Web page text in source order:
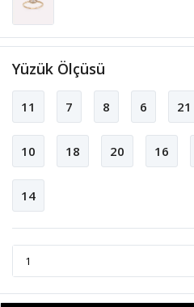
Yüzük Ölçüsü
11 7 8 6 21
10 18 20 16
14